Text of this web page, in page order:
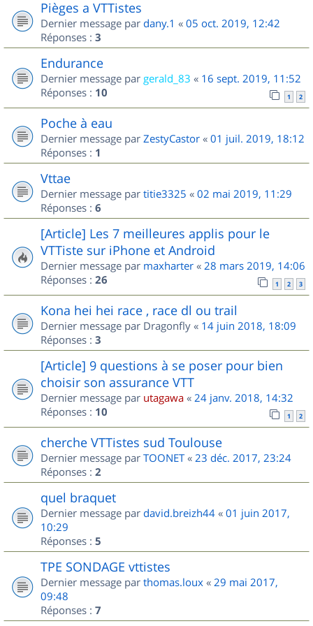
Pièges a VTTistes
Dernier message par dany.1 « 05 oct. 2019, 12:42
Réponses : 3
Endurance
Dernier message par gerald_83 « 16 sept. 2019, 11:52
Réponses : 10 1 2
Poche à eau
Dernier message par ZestyCastor « 01 juil. 2019, 18:12
Réponses : 1
Vttae
Dernier message par titie3325 « 02 mai 2019, 11:29
Réponses : 6
[Article] Les 7 meilleures applis pour le
VTTiste sur iPhone et Android
Dernier message par maxharter « 28 mars 2019, 14:06
Réponses : 26 1 2 3
Kona hei hei race , race dl ou trail
Dernier message par Dragonfly « 14 juin 2018, 18:09
Réponses : 3
[Article] 9 questions à se poser pour bien
choisir son assurance VTT
Dernier message par utagawa « 24 janv. 2018, 14:32
Réponses : 10 1 2
cherche VTTistes sud Toulouse
Dernier message par TOONET« 23 déc. 2017, 23:24
Réponses : 2
quel braquet
Dernier message par david.breizh44 « 01 juin 2017,
10:29
Réponses : 5
TPE SONDAGE vttistes
Dernier message par thomas.loux « 29 mai 2017,
09:48
Réponses : 7